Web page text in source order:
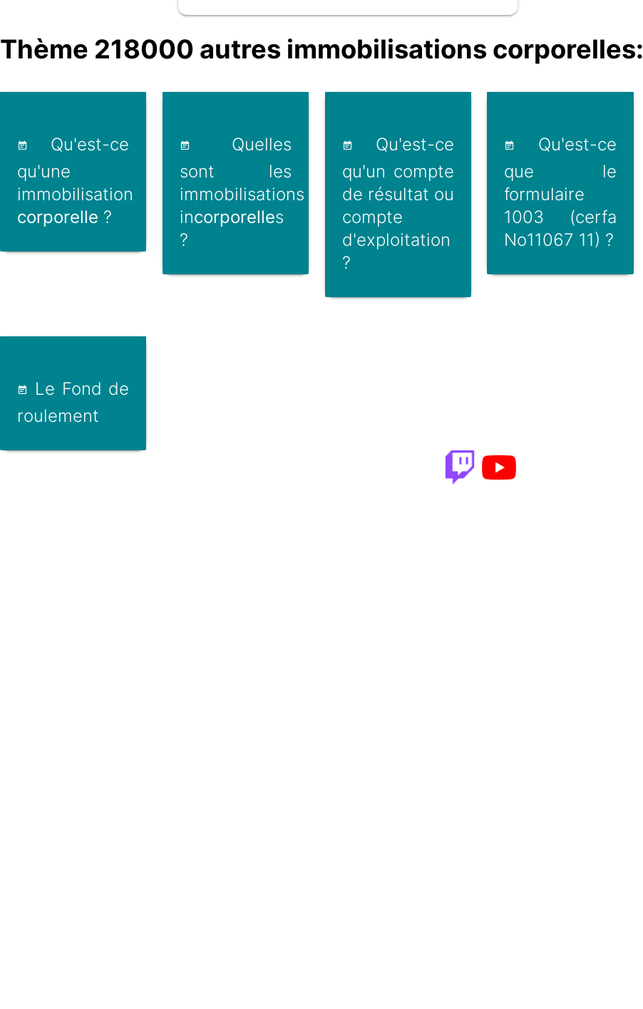
Thème 218000 autres immobilisations corporelles:
Qu'est-ce
qu'une
immobilisation
corporelle ?
Quelles
sont les
immobilisations
incorporelles
?
Qu'est-ce
qu'un compte
de résultat ou
compte
d'exploitation
?
Qu'est-ce
que le
formulaire
1003 (cerfa
No11067 11) ?
Le Fond de
roulement